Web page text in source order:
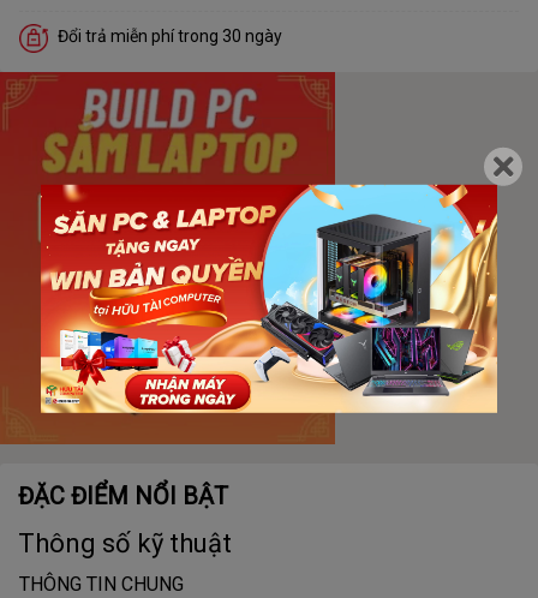
Đổi trả miễn phí trong 30 ngày
ĐẶC ĐIỂM NỔI BẬT
Thông số kỹ thuật
THÔNG TIN CHUNG